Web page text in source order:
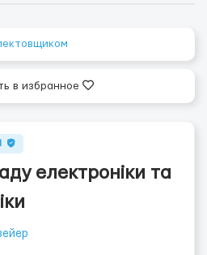
в избранное
електроніки та